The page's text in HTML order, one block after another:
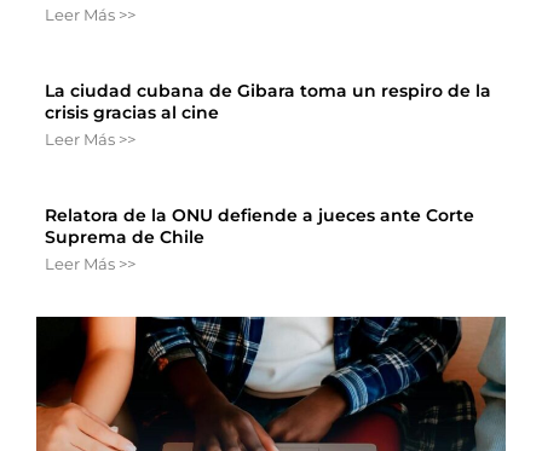
Leer Más >>
La ciudad cubana de Gibara toma un respiro de la
crisis gracias al cine
Leer Más >>
Relatora de la ONU defiende a jueces ante Corte
Suprema de Chile
Leer Más >>